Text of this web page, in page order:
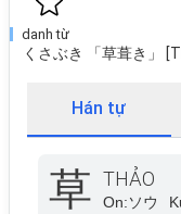
danh từ
くさぶき 「草葺き」
Hán tự
草 THẢO
On:ソウ